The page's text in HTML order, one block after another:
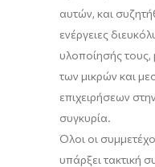
αυτών, και
ενέργειες
υλοποίησής τους,
των μικρών και
επιχειρήσεων
συγκυρία.
Όλοι οι
υπάρξει τακτική